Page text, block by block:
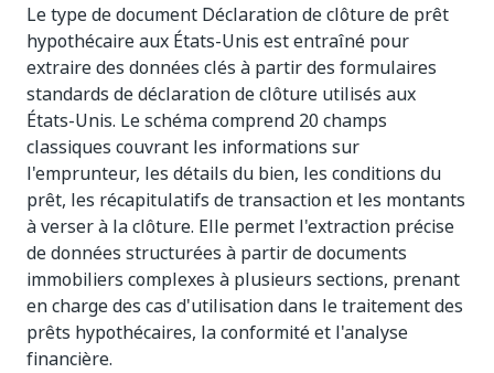
Le type de document Déclaration de clôture de prêt
hypothécaire aux États-Unis est entraîné pour
extraire des données clés à partir des formulaires
standards de déclaration de clôture utilisés aux
États-Unis. Le schéma comprend 20 champs
classiques couvrant les informations sur
l'emprunteur, les détails du bien, les conditions du
prêt, les récapitulatifs de transaction et les montants
à verser à la clôture. Elle permet l'extraction précise
de données structurées à partir de documents
immobiliers complexes à plusieurs sections, prenant
en charge des cas d'utilisation dans le traitement des
prêts hypothécaires, la conformité et l'analyse
financière.